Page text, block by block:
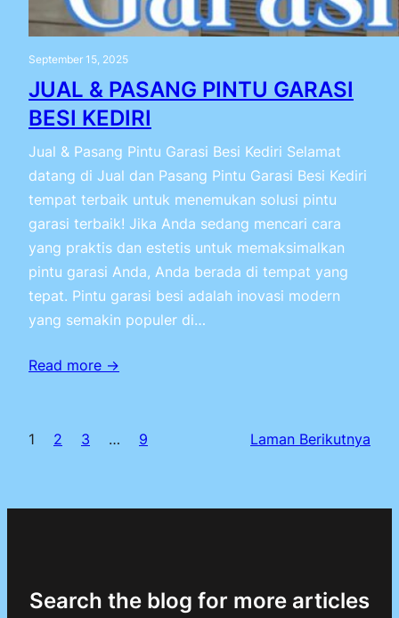
September 15, 2025
JUAL & PASANG PINTU GARASI
BESI KEDIRI
Jual & Pasang Pintu Garasi Besi Kediri Selamat
datang di Jual dan Pasang Pintu Garasi Besi Kediri
tempat terbaik untuk menemukan solusi pintu
garasi terbaik! Jika Anda sedang mencari cara
yang praktis dan estetis untuk memaksimalkan
pintu garasi Anda, Anda berada di tempat yang
tepat. Pintu garasi besi adalah inovasi modern
yang semakin populer di…
Read more →
1 2 3 … 9 Laman Berikutnya
Search the blog for more articles